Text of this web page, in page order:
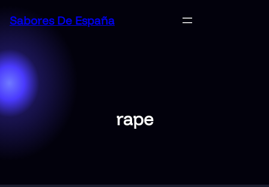
Sabores De España
rape